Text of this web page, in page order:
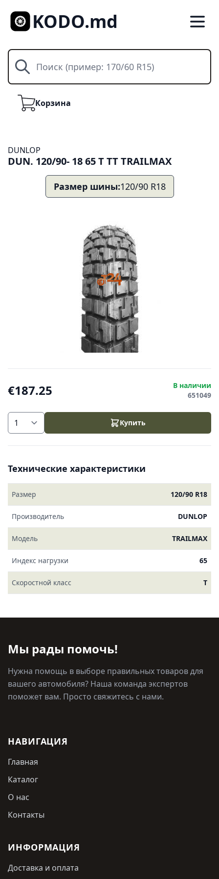
KODO.md
Поиск
КорзинаКорзина
DUNLOP
DUN. 120/90- 18 65 T TT TRAILMAX
Размер шины:120/90 R18
€187.25
В наличии
651049
Купить
Технические характеристики
Размер 120/90 R18
Производитель DUNLOP
Модель TRAILMAX
Индекс нагрузки 65
Скоростной класс T
Мы рады помочь!
Нужна помощь в выборе правильных товаров для
вашего автомобиля? Наша команда экспертов
поможет вам. Просто свяжитесь с нами.
НАВИГАЦИЯ
Главная
Каталог
О нас
Контакты
ИНФОРМАЦИЯ
Доставка и оплата